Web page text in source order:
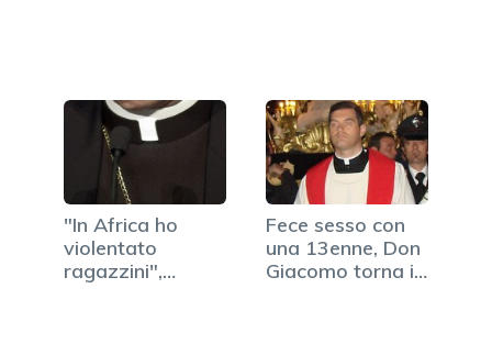
"In Africa ho
violentato
ragazzini",
Fece sesso con
una 13enne, Don
Giacomo torna in